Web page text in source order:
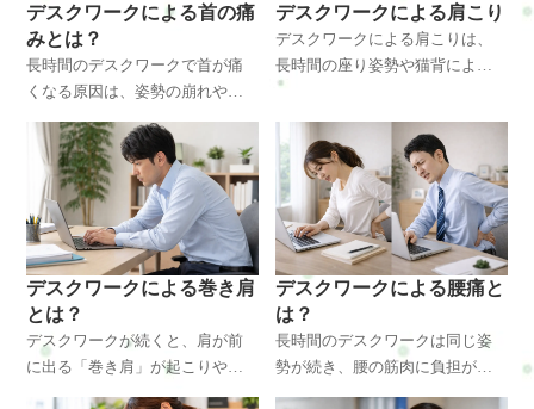
デスクワークによる首の痛
みとは？
長時間のデスクワークで首が痛
くなる原因は、姿勢の崩れや
です。特に猫背やスマホ首は首
の負担を大きくします。本記事
では整体師の視点から原因や体
の変化、改善方法をわかりやす
く解説します。横浜・戸塚周辺
で首こりに悩む方にも参考にな
る内容です。
デスクワークによる肩こり
デスクワークによる肩こりは、
長時間の座り姿勢や猫背によっ
て首や肩の筋肉が緊張し血流が
記事では肩こりの原因や体の変
化、整体による改善方法を整体
師の視点で解説します。横浜・
戸塚エリアで肩こりやデスクワ
ーク疲れに悩む方にも役立つ内
容です。
デスクワークによる巻き肩
とは？
デスクワークが続くと、肩が前
に出る「巻き肩」が起こりやす
くなります。首こり・肩こり・
デスクワークによる腰痛と
は？
長時間のデスクワークは同じ姿
勢が続き、腰の筋肉に負担がか
かることで腰痛の原因になりま